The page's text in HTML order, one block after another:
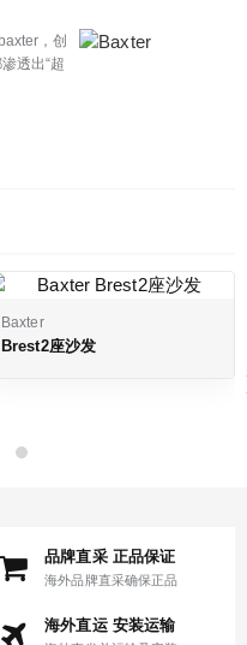
，创
透出“超
Fold2座沙发
品牌直采 正品保证
海外品牌直采确保正品
海外直运 安装运输